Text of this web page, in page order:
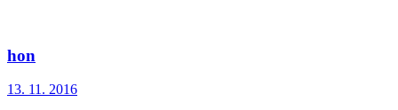
hon
13. 11. 2016